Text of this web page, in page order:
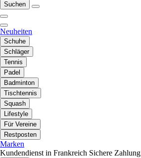
Suchen
Neuheiten
Schuhe
Schläger
Tennis
Padel
Badminton
Tischtennis
Squash
Lifestyle
Für Vereine
Restposten
Marken
Kundendienst in Frankreich Sichere Zahlung